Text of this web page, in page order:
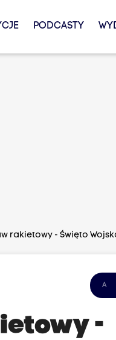
PODCASTY
rakietowy - Święto
A
-